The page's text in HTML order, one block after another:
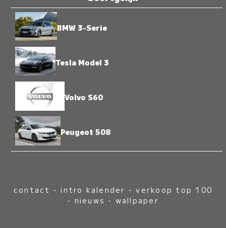
BMW 3-Serie
Tesla Model 3
Volvo S60
Peugeot 508
contact -intro kalender -verkoop top 100
- nieuws - wallpaper